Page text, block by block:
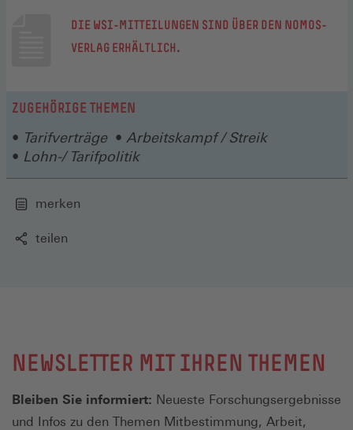
DIE WSI-MITTEILUNGEN SIND ÜBER DEN NOMOS-
VERLAG ERHÄLTLICH.
FENSTER)
ZUGEHÖRIGE THEMEN
Tarifverträge
Arbeitskampf / Streik
Lohn-/ Tarifpolitik
merken
teilen
NEWSLETTER MIT IHREN THEMEN
Bleiben Sie informiert: Neueste Forschungsergebnisse
und Infos zu den Themen Mitbestimmung, Arbeit,